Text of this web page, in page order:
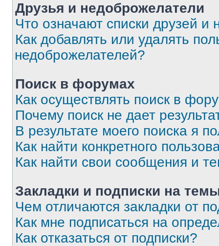
Друзья и недоброжелатели
Что означают списки друзей и
Как добавлять или удалять
недоброжелателей?
Поиск в форумах
Как осуществлять поиск в
Почему поиск не дает
В результате моего поиска я
Как найти конкретного
Как найти свои сообщения и
Закладки и подписки на
Чем отличаются закладки от
Как мне подписаться на
Как отказаться от подписки?